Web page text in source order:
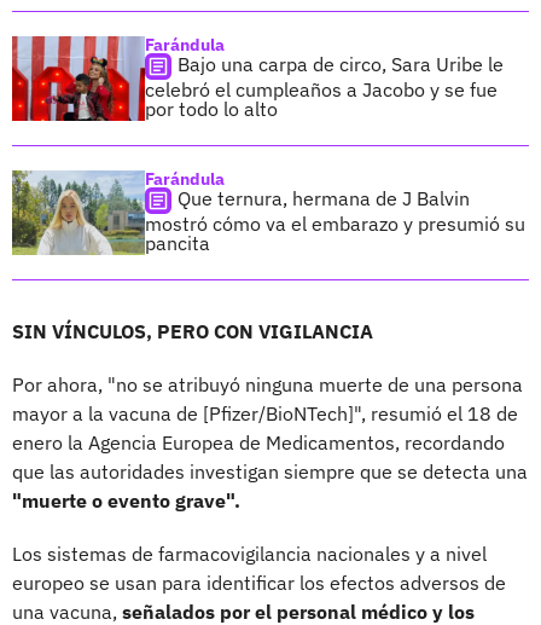
Farándula
Bajo una carpa de circo, Sara Uribe le
celebró el cumpleaños a Jacobo y se fue
por todo lo alto
Farándula
Que ternura, hermana de J Balvin
mostró cómo va el embarazo y presumió su
pancita
SIN VÍNCULOS, PERO CON VIGILANCIA
Por ahora, "no se atribuyó ninguna muerte de una persona
mayor a la vacuna de [Pfizer/BioNTech]", resumió el 18 de
enero la Agencia Europea de Medicamentos, recordando
que las autoridades investigan siempre que se detecta una
"muerte o evento grave".
Los sistemas de farmacovigilancia nacionales y a nivel
europeo se usan para identificar los efectos adversos de
una vacuna, señalados por el personal médico y los